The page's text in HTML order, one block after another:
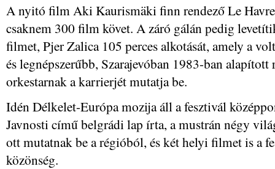
A nyitó film Aki Kaurismäki finn rendező Le
csaknem 300 film követ. A záró gálán pedig
filmet, Pjer Zalica 105 perces alkotását, amely a
és legnépszerűbb, Szarajevóban 1983-ban
orkestarnak a karrierjét mutatja be.
Idén Délkelet-Európa mozija áll a fesztivál
Javnosti című belgrádi lap írta, a mustrán négy
ott mutatnak be a régióból, és két helyi filmet is a
közönség.